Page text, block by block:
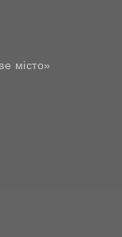
місто»